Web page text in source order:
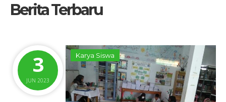
Berita Terbaru
3
JUN 2023
Karya Siswa